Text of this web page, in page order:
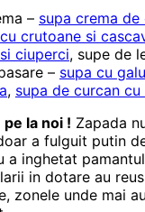
– supa crema de
crutoane si
ciuperci, supe de
– supa cu
, supa de curcan
la noi ! Zapada
a fulguit putin
a inghetat
in dotare au
zonele unde mai